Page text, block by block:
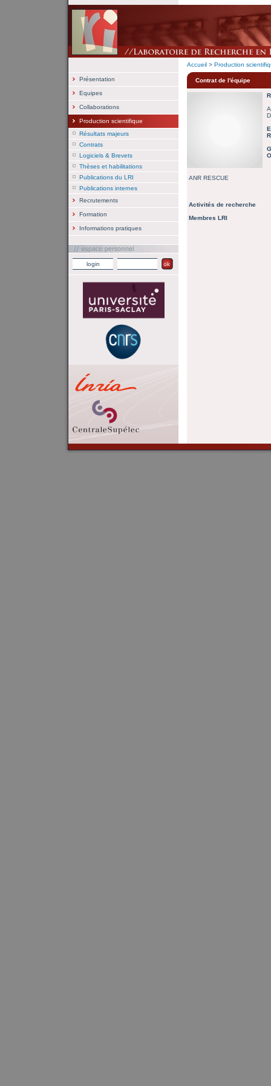
Accueil > Production
Présentation
Equipes
Collaborations
Production scientifique
Résultats majeurs
Contrats
Logiciels & Brevets
Thèses et habilitations
Publications du LRI
Publications internes
Recrutements
Formation
Informations pratiques
Contrat de l'équipe
ANR RESCUE
Activités de recherche
Membres LRI